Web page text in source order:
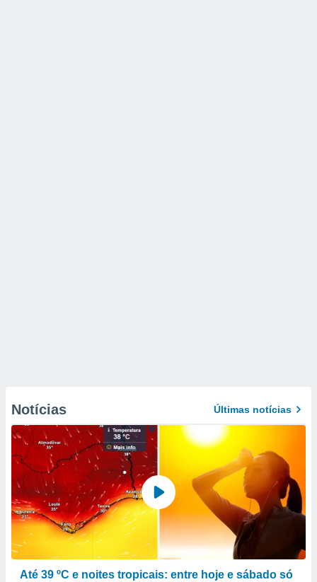
Notícias Últimas notícias
Até 39 ºC e noites tropicais: entre hoje e sábado só